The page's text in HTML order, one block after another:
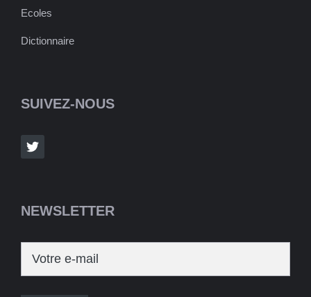
Ecoles
Dictionnaire
SUIVEZ-NOUS
NEWSLETTER